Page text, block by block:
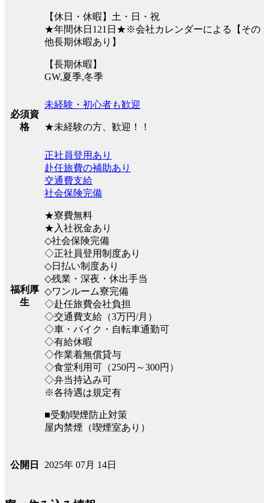
【休日・休暇】土・日・祝
★年間休日121日★※会社カレンダーによる【その
他長期休暇あり】
【長期休暇】
GW,夏季,冬季
必須資
格
未経験・初心者も歓迎
★未経験の方、歓迎！！
福利厚
生
正社員登用あり
赴任旅費の補助あり
交通費支給
社会保険完備
★寮費無料
★入社祝金あり
◇社会保険完備
◇正社員登用制度あり
◇日払い制度あり
◇残業・深夜・休出手当
◇ワンルーム寮完備
◇赴任旅費会社負担
◇交通費支給（3万円/月）
◇車・バイク・自転車通勤可
◇有給休暇
◇作業着無償貸与
◇食堂利用可（250円～300円）
◇弁当持込み可
※各待遇は規定有
■受動喫煙防止対策
屋内禁煙（喫煙室あり）
公開日 2025年 07月 14日